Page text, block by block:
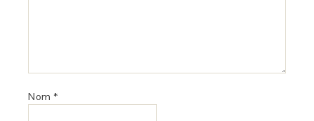
Nom *